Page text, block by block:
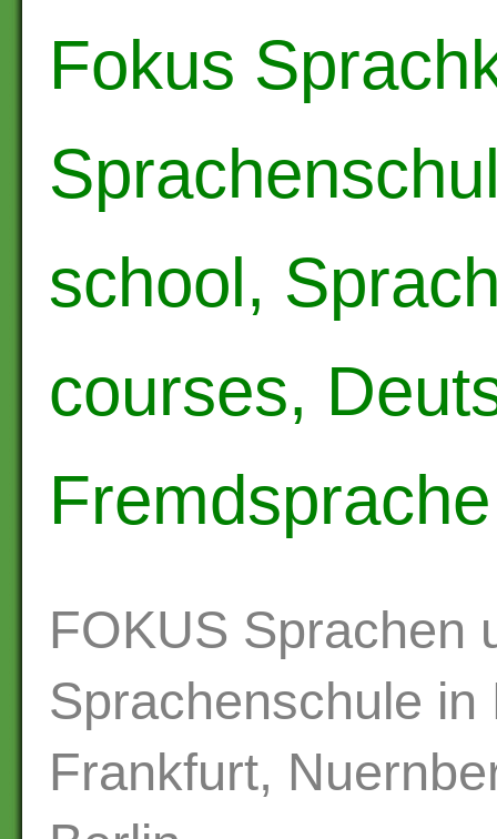
Fokus
school,
courses,
Fremdsprache
FOKUS Sprachen
Sprachenschule
Frankfurt,